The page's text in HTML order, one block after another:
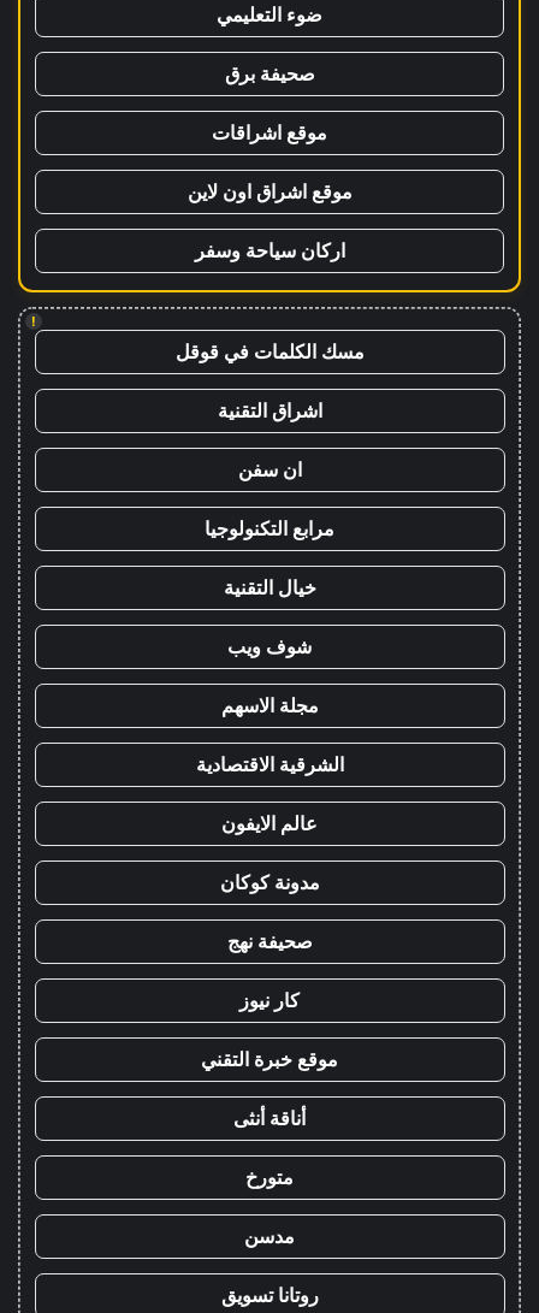
ضوء التعليمي
صحيفة برق
موقع اشراقات
موقع اشراق اون لاين
اركان سياحة وسفر
!
مسك الكلمات في قوقل
اشراق التقنية
ان سفن
مرابع التكنولوجيا
خيال التقنية
شوف ويب
مجلة الاسهم
الشرقية الاقتصادية
عالم الايفون
مدونة كوكان
صحيفة نهج
كار نيوز
موقع خبرة التقني
أناقة أنثى
متورخ
مدسن
روتانا تسويق